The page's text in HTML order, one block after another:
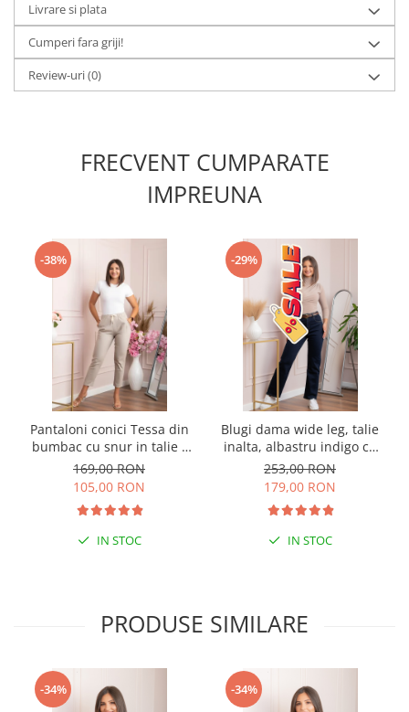
Livrare si plata
Cumperi fara griji!
Review-uri(0)
FRECVENT CUMPARATE
IMPREUNA
-38%
Pantaloni conici Tessa din
bumbac cu snur in talie -
Crem
169,00 RON
105,00 RON
IN STOC
-29%
Blugi dama wide leg, talie
inalta, albastru indigo cu
curea — Britney
253,00 RON
179,00 RON
IN STOC
PRODUSE SIMILARE
-34% -34%